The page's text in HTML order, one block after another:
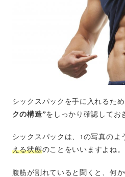
シックスパックを手に入れるた
クの構造”をしっかり確認してお
シックスパックは、↑の写真のよ
える状態のことをいいますよね。
腹筋が割れていると聞くと、何